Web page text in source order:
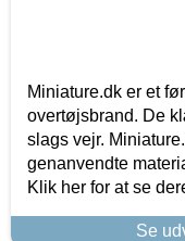
Miniature.dk er et
overtøjsbrand. De
slags vejr.
genanvendte
Klik her for at se
Se